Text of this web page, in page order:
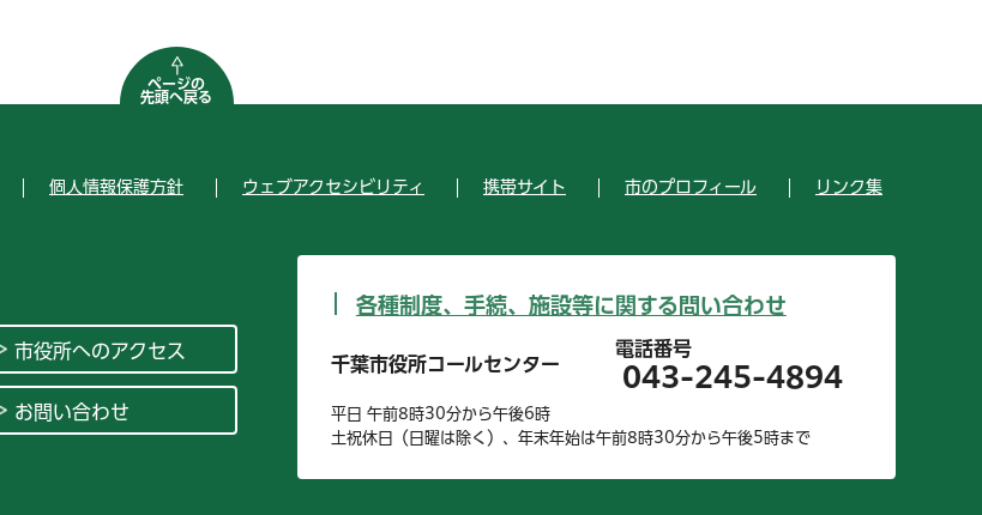
ページの
先頭へ戻る
個人情報保護方針 ウェブアクセシビリティ 携帯サイト 市のプロフィール リンク集
市役所へのアクセス
お問い合わせ
各種制度、手続、施設等に関する問い合わせ
千葉市役所コールセンター
電話番号
043-245-4894
平日 午前8時30分から午後6時
土祝休日（日曜は除く）、年末年始は午前8時30分から午後5時まで